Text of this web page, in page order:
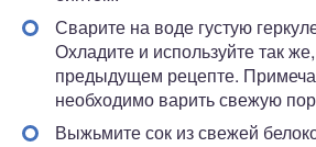
Сварите на воде густую
Охладите и используйте так
предыдущем рецепте.
необходимо варить свежую
Выжьмите сок из свежей